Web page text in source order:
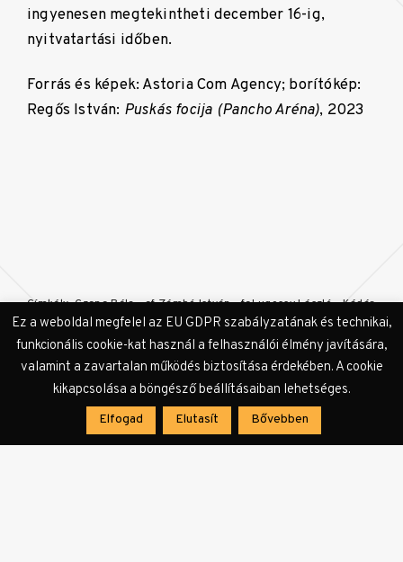
ingyenesen megtekintheti december 16-ig,
nyitvatartási időben.
Forrás és képek: Astoria Com Agency; borítókép:
Regős István: Puskás focija (Pancho Aréna), 2023
Címkék: Czene Béla ef Zámbó István feLugossy László
Kádár
Béla
Klimó Károly Kulinyi István Márffy Ödön
Regős István
Tóth Antal Tónió
Virág Judit Galéria
Ez a weboldal megfelel az EU GDPR szabályzatának és technikai,
funkcionális cookie-kat használ a felhasználói élmény javítására,
valamint a zavartalan működés biztosítása érdekében. A cookie
kikapcsolása a böngésző beállításaiban lehetséges.
Elfogad Elutasít Bővebben